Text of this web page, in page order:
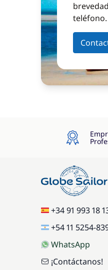
+34 91 993 18
+54 11 5254-
WhatsApp
¡Contáctanos!